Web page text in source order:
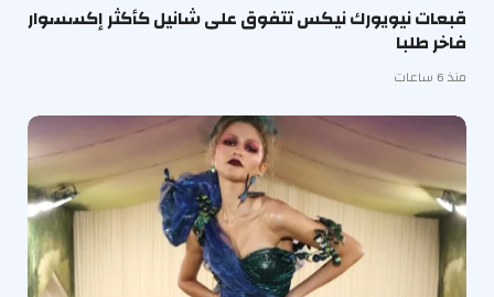
قبعات نيويورك نيكس تتفوق على شانيل كأكثر إكسسوار
فاخر طلبا
منذ 6 ساعات